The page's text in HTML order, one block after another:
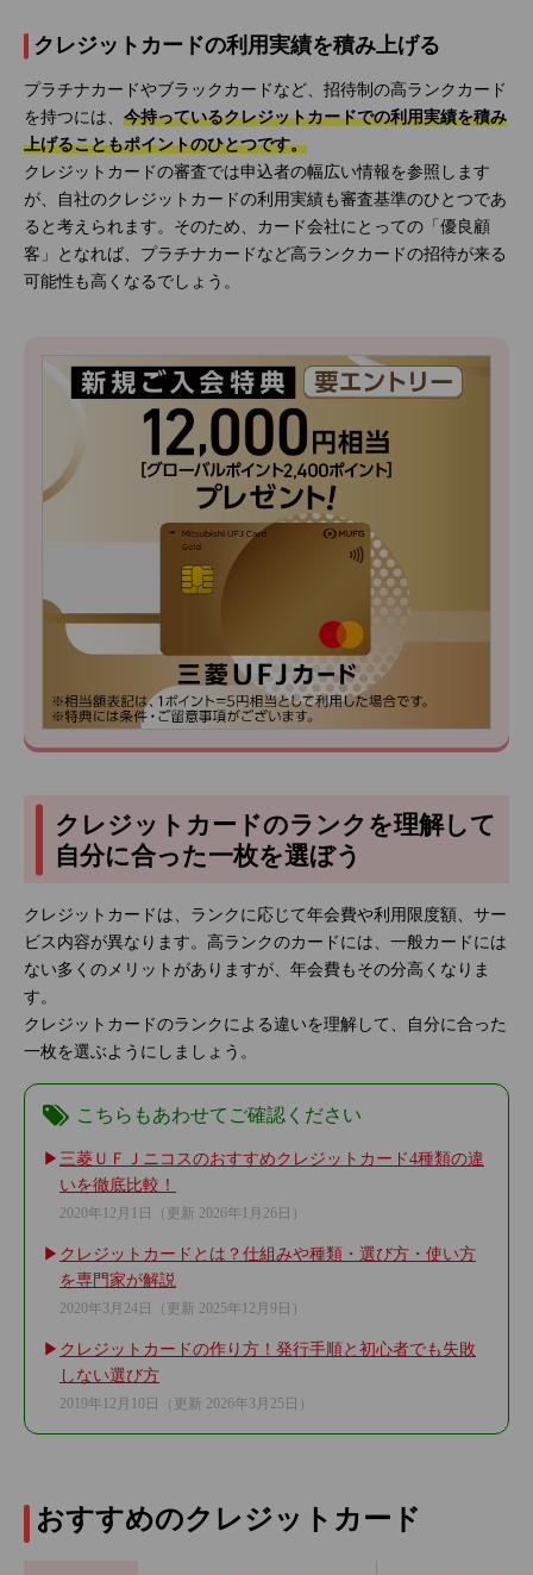
クレジットカードの利用実績を積み上げる
プラチナカードやブラックカードなど、招待制の高ランクカード
を持つには、 今持っているクレジットカードでの利用実績を積み
上げることもポイントのひとつです。
クレジットカードの審査では申込者の幅広い情報を参照します
が、自社のクレジットカードの利用実績も審査基準のひとつであ
ると考えられます。そのため、カード会社にとっての「優良顧
客」となれば、プラチナカードなど高ランクカードの招待が来る
可能性も高くなるでしょう。
クレジットカードのランクを理解して
自分に合った一枚を選ぼう
クレジットカードは、ランクに応じて年会費や利用限度額、サー
ビス内容が異なります。高ランクのカードには、一般カードには
ない多くのメリットがありますが、年会費もその分高くなりま
す。
クレジットカードのランクによる違いを理解して、自分に合った
一枚を選ぶようにしましょう。
こちらもあわせてご確認ください
三菱ＵＦＪニコスのおすすめクレジットカード4種類の違
いを徹底比較！
2020年12月1日 （更新 2026年1月26日）
クレジットカードとは？仕組みや種類・選び方・使い方
を専門家が解説
2020年3月24日 （更新 2025年12月9日）
クレジットカードの作り方！発行手順と初心者でも失敗
しない選び方
2019年12月10日 （更新 2026年3月25日）
おすすめのクレジットカード